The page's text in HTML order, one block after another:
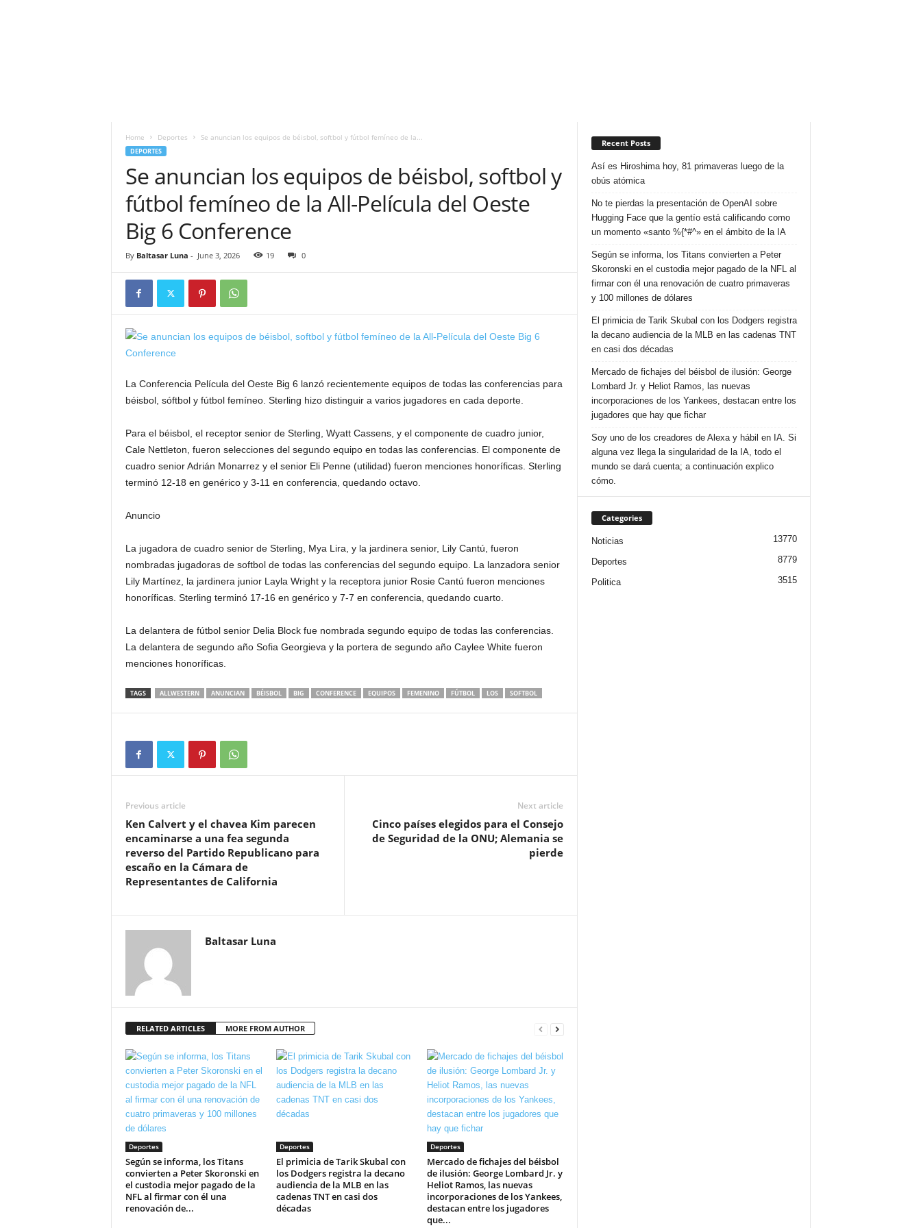
Home Deportes Se anuncian los equipos de béisbol, softbol y fútbol femíneo de la...
DEPORTES
Se anuncian los equipos de béisbol, softbol y
fútbol femíneo de la All-Película del Oeste
Big 6 Conference
By Baltasar Luna - June 3, 2026 19 0
La Conferencia Película del Oeste Big 6 lanzó recientemente equipos de todas las conferencias para
béisbol, sóftbol y fútbol femíneo. Sterling hizo distinguir a varios jugadores en cada deporte.
Para el béisbol, el receptor senior de Sterling, Wyatt Cassens, y el componente de cuadro junior,
Cale Nettleton, fueron selecciones del segundo equipo en todas las conferencias. El componente de
cuadro senior Adrián Monarrez y el senior Eli Penne (utilidad) fueron menciones honoríficas. Sterling
terminó 12-18 en genérico y 3-11 en conferencia, quedando octavo.
Anuncio
La jugadora de cuadro senior de Sterling, Mya Lira, y la jardinera senior, Lily Cantú, fueron
nombradas jugadoras de softbol de todas las conferencias del segundo equipo. La lanzadora senior
Lily Martínez, la jardinera junior Layla Wright y la receptora junior Rosie Cantú fueron menciones
honoríficas. Sterling terminó 17-16 en genérico y 7-7 en conferencia, quedando cuarto.
La delantera de fútbol senior Delia Block fue nombrada segundo equipo de todas las conferencias.
La delantera de segundo año Sofia Georgieva y la portera de segundo año Caylee White fueron
menciones honoríficas.
TAGS ALLWESTERN ANUNCIAN BÉISBOL BIG CONFERENCE EQUIPOS FEMENINO FÚTBOL LOS SOFTBOL
Previous article
Ken Calvert y el chavea Kim parecen
encaminarse a una fea segunda
reverso del Partido Republicano para
escaño en la Cámara de
Representantes de California
Next article
Cinco países elegidos para el Consejo
de Seguridad de la ONU; Alemania se
pierde
Baltasar Luna
RELATED ARTICLES MORE FROM AUTHOR
Deportes
Según se informa, los Titans
convierten a Peter Skoronski en
el custodia mejor pagado de la
NFL al firmar con él una
renovación de...
Deportes
El primicia de Tarik Skubal con
los Dodgers registra la decano
audiencia de la MLB en las
cadenas TNT en casi dos
décadas
Deportes
Mercado de fichajes del béisbol
de ilusión: George Lombard Jr. y
Heliot Ramos, las nuevas
incorporaciones de los Yankees,
destacan entre los jugadores
que...
Recent Posts
Así es Hiroshima hoy, 81 primaveras luego de la
obús atómica
No te pierdas la presentación de OpenAI sobre
Hugging Face que la gentío está calificando como
un momento «santo %{*#^» en el ámbito de la IA
Según se informa, los Titans convierten a Peter
Skoronski en el custodia mejor pagado de la NFL al
firmar con él una renovación de cuatro primaveras
y 100 millones de dólares
El primicia de Tarik Skubal con los Dodgers registra
la decano audiencia de la MLB en las cadenas TNT
en casi dos décadas
Mercado de fichajes del béisbol de ilusión: George
Lombard Jr. y Heliot Ramos, las nuevas
incorporaciones de los Yankees, destacan entre los
jugadores que hay que fichar
Soy uno de los creadores de Alexa y hábil en IA. Si
alguna vez llega la singularidad de la IA, todo el
mundo se dará cuenta; a continuación explico
cómo.
Categories
Noticias 13770
Deportes 8779
Politica 3515